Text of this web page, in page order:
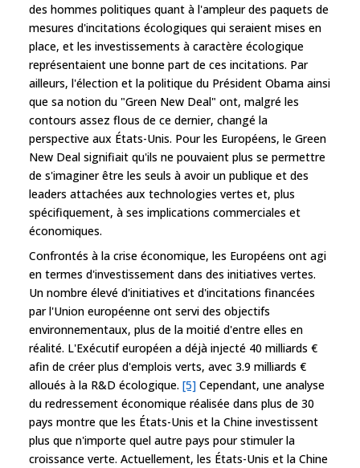
des hommes politiques quant à l'ampleur des paquets de
mesures d'incitations écologiques qui seraient mises en
place, et les investissements à caractère écologique
représentaient une bonne part de ces incitations. Par
ailleurs, l'élection et la politique du Président Obama ainsi
que sa notion du "Green New Deal" ont, malgré les
contours assez flous de ce dernier, changé la
perspective aux États-Unis. Pour les Européens, le Green
New Deal signifiait qu'ils ne pouvaient plus se permettre
de s'imaginer être les seuls à avoir un publique et des
leaders attachées aux technologies vertes et, plus
spécifiquement, à ses implications commerciales et
économiques.
Confrontés à la crise économique, les Européens ont agi
en termes d'investissement dans des initiatives vertes.
Un nombre élevé d'initiatives et d'incitations financées
par l'Union européenne ont servi des objectifs
environnementaux, plus de la moitié d'entre elles en
réalité. L'Exécutif européen a déjà injecté 40 milliards €
afin de créer plus d'emplois verts, avec 3.9 milliards €
alloués à la R&D écologique. [5] Cependant, une analyse
du redressement économique réalisée dans plus de 30
pays montre que les États-Unis et la Chine investissent
plus que n'importe quel autre pays pour stimuler la
croissance verte. Actuellement, les États-Unis et la Chine